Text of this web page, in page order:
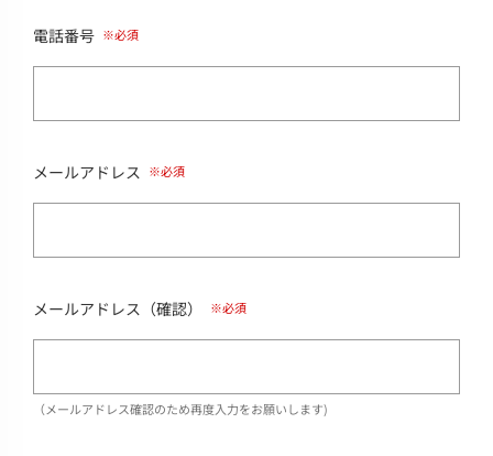
電話番号
メールアドレス
メールアドレス（確認）
（メールアドレス確認のため再度入力をお願いします)